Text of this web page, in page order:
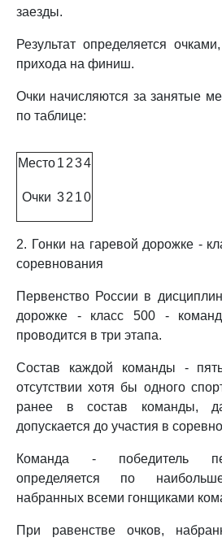
заезды.
Результат определяется
прихода на финиш.
Очки начисляются за занятые
по таблице:
Место1 234
Очки 32 10
2. Гонки на гаревой дорожке -
соревнования
Первенство России в
дорожке - класс 500 -
проводится в три этапа.
Состав каждой команды -
отсутствии хотя бы одного
ранее в состав команды,
допускается до участия в
Команда - победитель
определяется по
набранных всеми гонщиками
При равенстве очков,